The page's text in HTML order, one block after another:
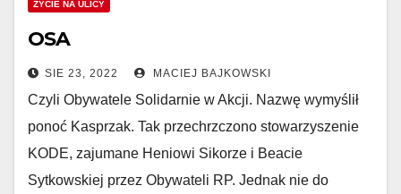
ŻYCIE NA ULICY
OSA
SIE 23, 2022 MACIEJ BAJKOWSKI
Czyli Obywatele Solidarnie w Akcji. Nazwę wymyślił
ponoć Kasprzak. Tak przechrzczono stowarzyszenie
KODE, zajumane Heniowi Sikorze i Beacie
Sytkowskiej przez Obywateli RP. Jednak nie do